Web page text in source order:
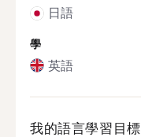
日語
學
英語
我的語言學習目標